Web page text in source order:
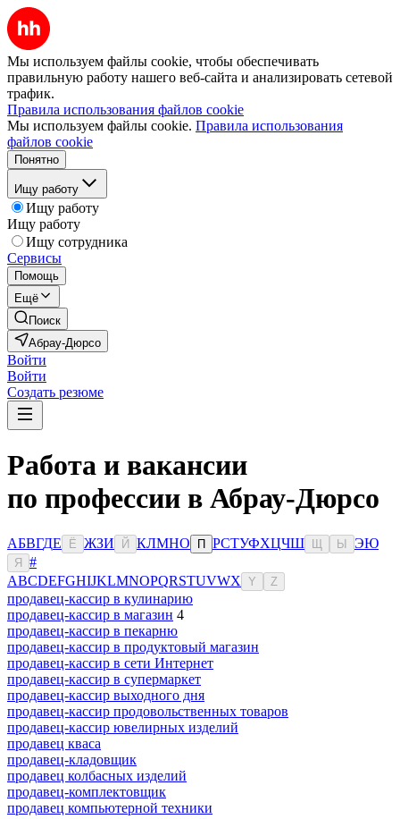
Мы используем файлы cookie, чтобы обеспечивать
правильную работу нашего веб-сайта и анализировать сетевой
трафик.
Правила использования файлов cookie
Мы используем файлы cookie. Правила использования
файлов cookie
Понятно
Ищу работу
Ищу работу
Ищу работу
Ищу сотрудника
Сервисы
Помощь
Ещё
Поиск
Абрау-Дюрсо
Войти
Войти
Создать резюме
Работа и вакансии
по профессии в Абрау-Дюрсо
АБВГДЕ Ё ЖЗИ Й КЛМНО П РСТУФХЦЧШ Ы ЭЮ
Я
#
ABCDEFGHIJKLMNOPQRSTUVWX Y Z
продавец-кассир в кулинарию
продавец-кассир в магазин 4
продавец-кассир в пекарню
продавец-кассир в продуктовый магазин
продавец-кассир в сети Интернет
продавец-кассир в супермаркет
продавец-кассир выходного дня
продавец-кассир продовольственных товаров
продавец-кассир ювелирных изделий
продавец кваса
продавец-кладовщик
продавец колбасных изделий
продавец-комплектовщик
продавец компьютерной техники